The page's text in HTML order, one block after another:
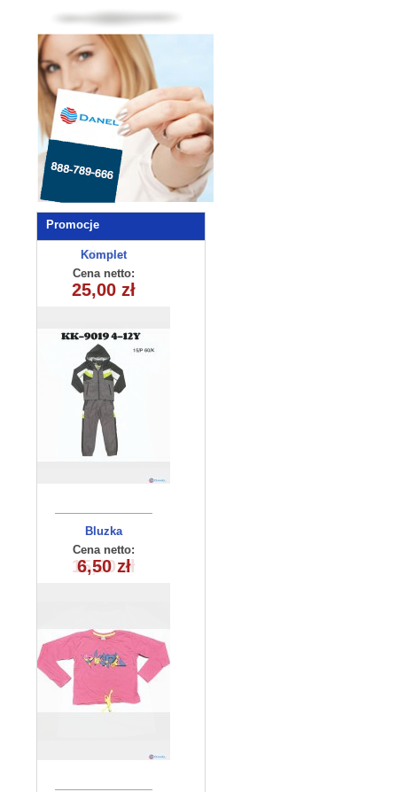
Promocje
Komplet
chlopiecy
KK9019(4-12)
15szt
Cena netto:
25,00 zł
Bluzka
dziewczęca
(9-12) 4szt
Cena netto:
6,50 zł